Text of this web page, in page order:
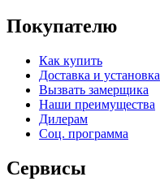
Покупателю
Как купить
Доставка и установка
Вызвать замерщика
Наши преимущества
Дилерам
Соц. программа
Сервисы